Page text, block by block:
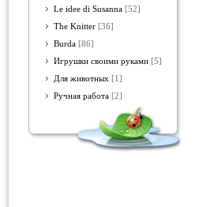
Le idee di Susanna [52]
The Knitter [36]
Burda [86]
Игрушки своими руками [5]
Для животных [1]
Ручная работа [2]